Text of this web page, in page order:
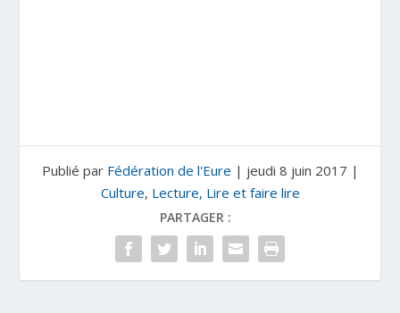
Publié par Fédération de l'Eure | jeudi 8 juin 2017 |
Culture, Lecture, Lire et faire lire
PARTAGER :